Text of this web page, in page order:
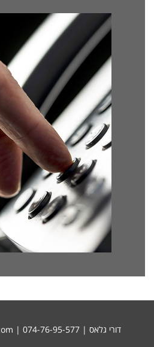
דורי גלאס | 074-76-95-577 |